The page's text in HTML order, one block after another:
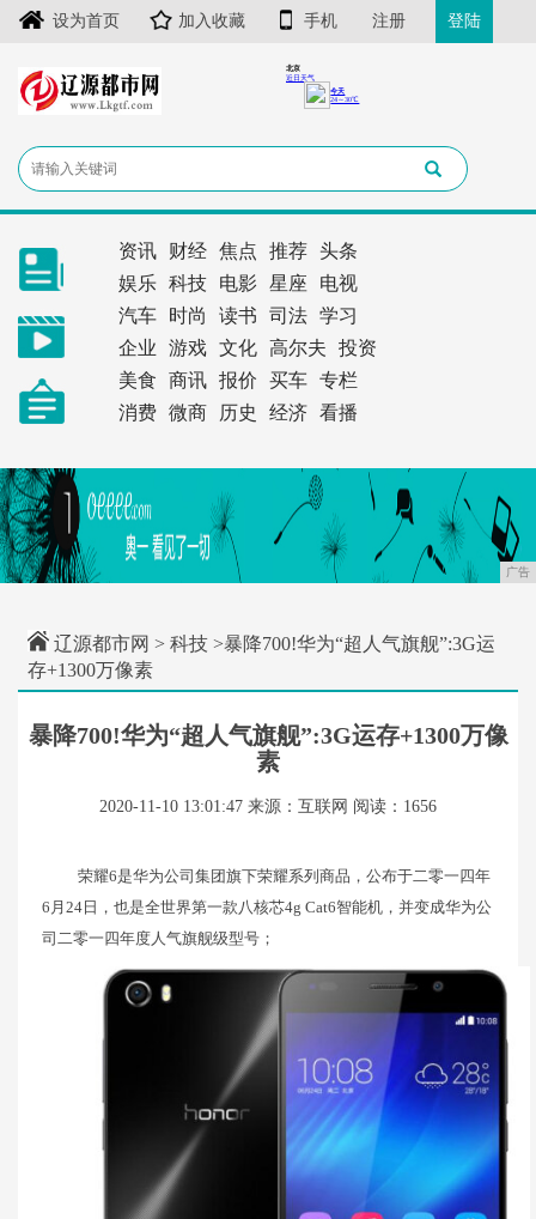
设为首页 加入收藏 手机 注册 登陆
资讯 财经 焦点 推荐
头条
娱乐
科技 电影 星座
电视
汽车
时尚 读书 司法
学习
企业
游戏 文化 高尔夫
投资
美食
商讯 报价 买车
专栏
消费
微商 历史 经济 看播
广告
辽源都市网 > 科技 >暴降700!华为“超人气旗舰”:3G运
存+1300万像素
暴降700!华为“超人气旗舰”:3G运存+1300万像
素
2020-11-10 13:01:47 来源：互联网 阅读：1656
荣耀6是华为公司集团旗下荣耀系列商品，公布于二零一四年
6月24日，也是全世界第一款八核芯4g Cat6智能机，并变成华为公
司二零一四年度人气旗舰级型号；